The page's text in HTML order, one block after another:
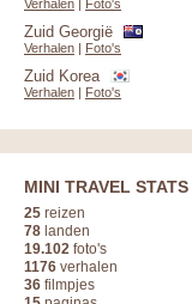
Verhalen | Foto's
Zuid Georgië
Verhalen | Foto's
Zuid Korea
Verhalen | Foto's
MINI TRAVEL STATS
25 reizen
78 landen
19.102 foto's
1176 verhalen
36 filmpjes